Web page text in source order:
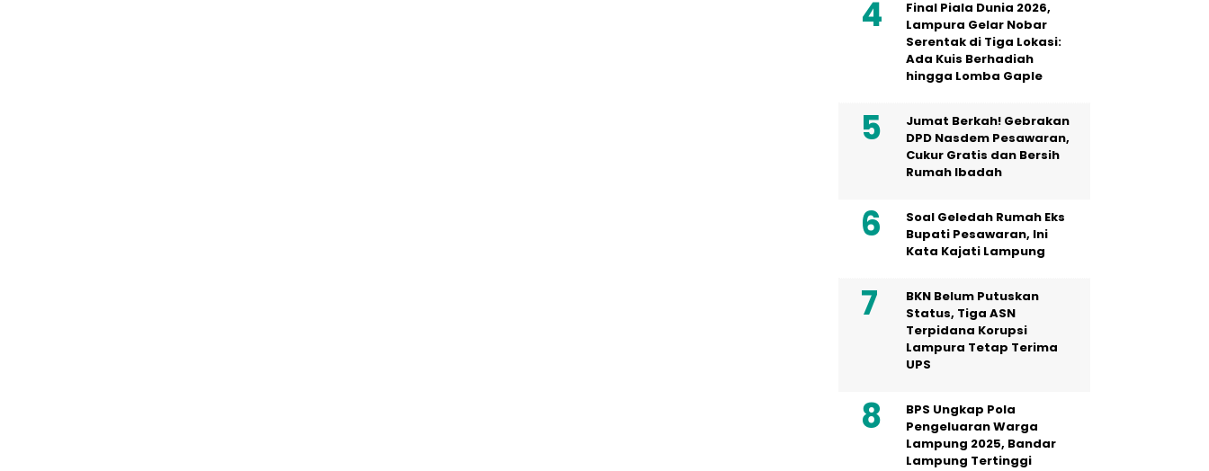
Final Piala Dunia 2026,
Lampura Gelar Nobar
Serentak di Tiga Lokasi:
Ada Kuis Berhadiah
hingga Lomba Gaple
Jumat Berkah! Gebrakan
DPD Nasdem Pesawaran,
Cukur Gratis dan Bersih
Rumah Ibadah
Soal Geledah Rumah Eks
Bupati Pesawaran, Ini
Kata Kajati Lampung
BKN Belum Putuskan
Status, Tiga ASN
Terpidana Korupsi
Lampura Tetap Terima
UPS
BPS Ungkap Pola
Pengeluaran Warga
Lampung 2025, Bandar
Lampung Tertinggi